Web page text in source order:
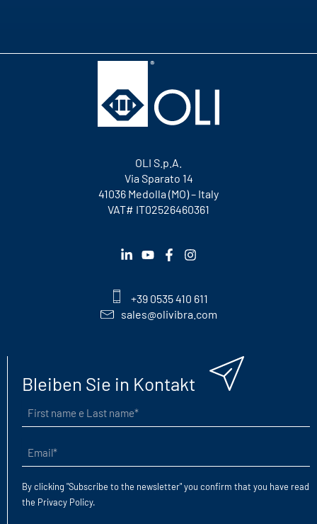
OLI S.p.A.
Via Sparato 14
41036 Medolla (MO) – Italy
VAT# IT02526460361
+39 0535 410 611
sales@olivibra.com
Bleiben Sie in Kontakt
name
Last
name
By clicking "Subscribe to the newsletter" you confirm that you have read
the Privacy Policy.